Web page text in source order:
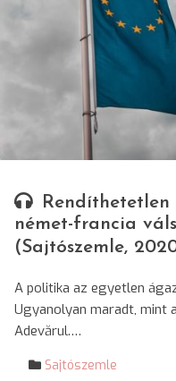
német-francia
(Sajtószemle,
A politika az egyetlen
Ugyanolyan maradt, mint
Adevărul.…
Sajtószemle